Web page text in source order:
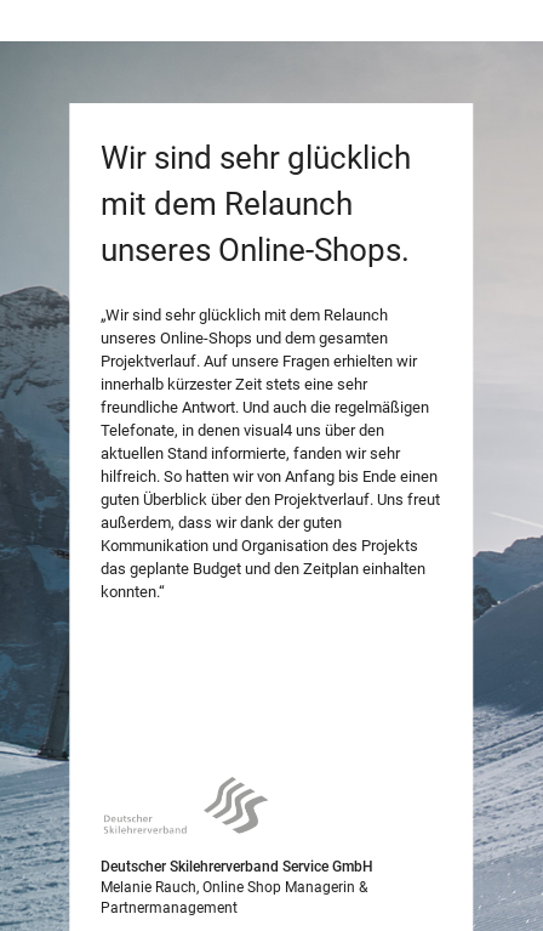
Wir sind sehr glücklich
mit dem Relaunch
unseres Online-Shops.
„Wir sind sehr glücklich mit dem Relaunch
unseres Online-Shops und dem gesamten
Projektverlauf. Auf unsere Fragen erhielten wir
innerhalb kürzester Zeit stets eine sehr
freundliche Antwort. Und auch die regelmäßigen
Telefonate, in denen visual4 uns über den
aktuellen Stand informierte, fanden wir sehr
hilfreich. So hatten wir von Anfang bis Ende einen
guten Überblick über den Projektverlauf. Uns freut
außerdem, dass wir dank der guten
Kommunikation und Organisation des Projekts
das geplante Budget und den Zeitplan einhalten
konnten.“
Deutscher Skilehrerverband Service GmbH
Melanie Rauch, Online Shop Managerin &
Partnermanagement